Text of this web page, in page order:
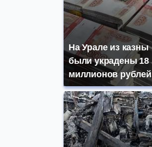
На Урале из казны
были украдены 18
миллионов рублей